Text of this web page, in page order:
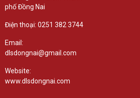
phố Đồng Nai
Điện thoại: 0251 382 3744
Email:
dlsdongnai@gmail.com
Website:
www.dlsdongnai.com